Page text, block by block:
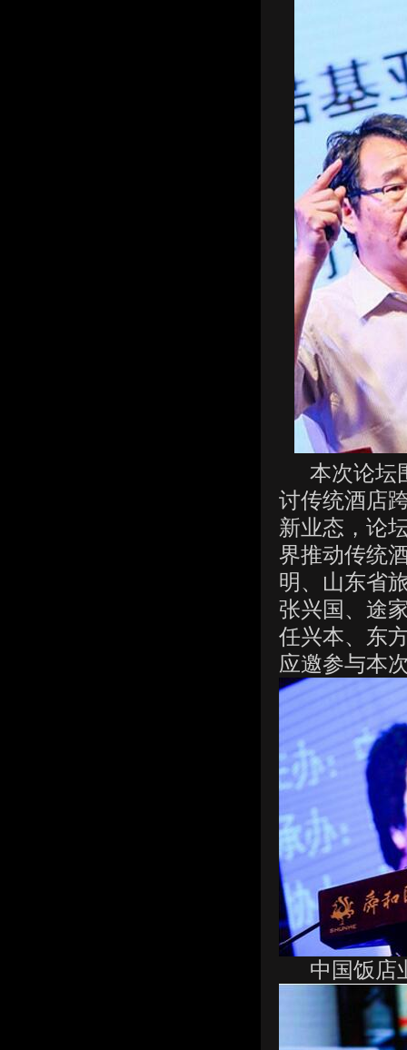
本次论坛
讨传统酒店
新业态，论
界推动传统
明、山东省
张兴国、途
任兴本、东
应邀参与本
中国饭店